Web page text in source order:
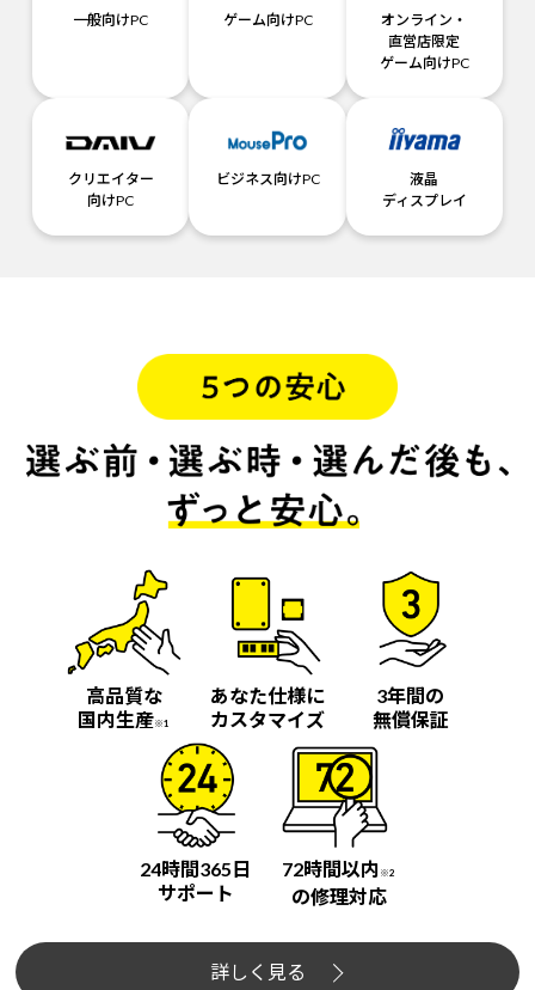
一般向けPC ゲーム向けPC
オンライン・
直営店限定
ゲーム向けPC
クリエイター
向けPC
ビジネス向けPC
液晶
ディスプレイ
高品質な
国内生産※1
あなた仕様に
カスタマイズ
3年間の
無償保証
24時間365日
サポート
72時間以内 ※2
の修理対応
詳しく見る